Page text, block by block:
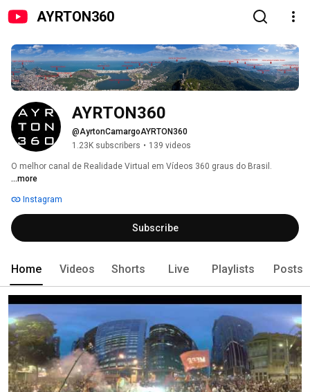
AYRTON360
AYRTON360
@AyrtonCamargoAYRTON360
1.23K subscribers • 139 videos
O melhor canal de Realidade Virtual em Vídeos 360 graus do Brasil.
...more
Instagram
Subscribe
Home Videos Shorts Live Playlists Posts